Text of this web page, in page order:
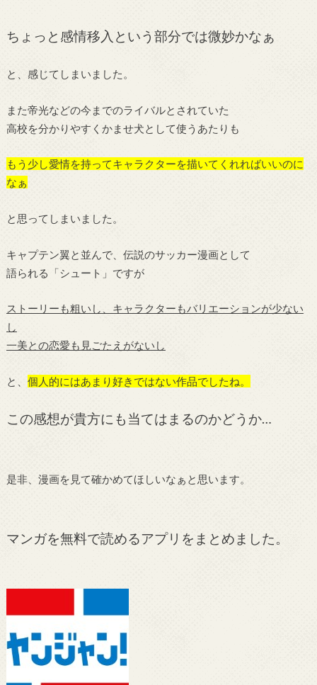
ちょっと感情移入という部分では微妙かなぁ
と、感じてしまいました。
また帝光などの今までのライバルとされていた
高校を分かりやすくかませ犬として使うあたりも
もう少し愛情を持ってキャラクターを描いてくれればいいのに
なぁ
と思ってしまいました。
キャプテン翼と並んで、伝説のサッカー漫画として
語られる「シュート」ですが
ストーリーも粗いし、キャラクターもバリエーションが少ない
し
一美との恋愛も見ごたえがないし
と、 個人的にはあまり好きではない作品でしたね。
この感想が貴方にも当てはまるのかどうか…
是非、漫画を見て確かめてほしいなぁと思います。
マンガを無料で読めるアプリをまとめました。